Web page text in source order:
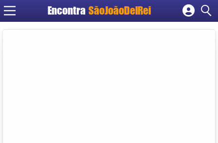
Encontra SãoJoãoDelRei
Cadastrar empresa